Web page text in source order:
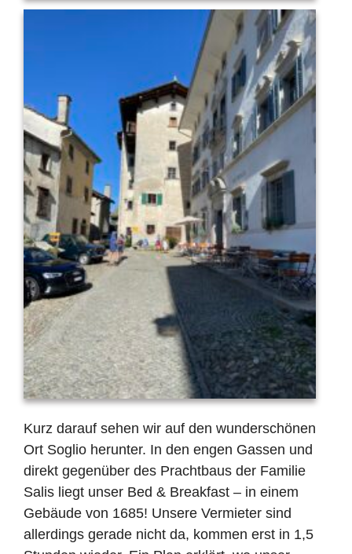
Kurz darauf sehen wir auf den wunderschönen
Ort Soglio herunter. In den engen Gassen und
direkt gegenüber des Prachtbaus der Familie
Salis liegt unser Bed & Breakfast – in einem
Gebäude von 1685! Unsere Vermieter sind
allerdings gerade nicht da, kommen erst in 1,5